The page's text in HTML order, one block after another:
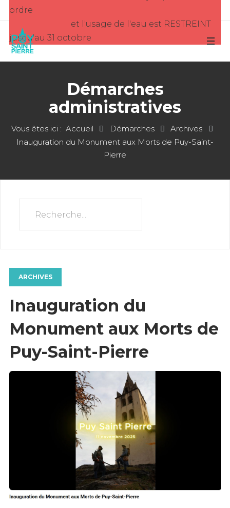
ordre
et l'usage de l'eau est RESTREINT
jusqu'au 31 octobre
Démarches
administratives
Vous êtes ici : Accueil Démarches
Archives
Inauguration du Monument aux Morts de Puy-Saint-
Pierre
ARCHIVES
Inauguration du
Monument aux Morts de
Puy-Saint-Pierre